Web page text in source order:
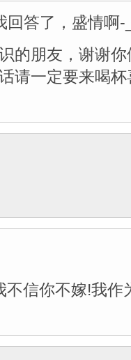
答了，盛情啊-
的朋友，谢谢
请一定要来喝
不信你不嫁!我作